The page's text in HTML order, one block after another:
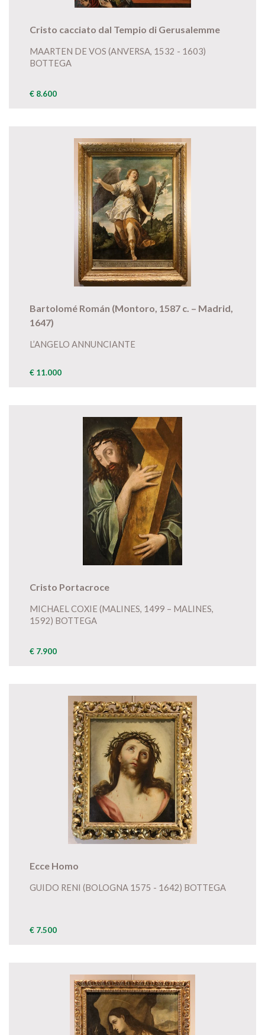
Cristo cacciato dal Tempio di Gerusalemme
MAARTEN DE VOS (ANVERSA, 1532 - 1603)
BOTTEGA
€ 8.600
Bartolomé Román (Montoro, 1587 c. – Madrid,
1647)
L’ANGELO ANNUNCIANTE
€ 11.000
Cristo Portacroce
MICHAEL COXIE (MALINES, 1499 – MALINES,
1592) BOTTEGA
€ 7.900
Ecce Homo
GUIDO RENI (BOLOGNA 1575 - 1642) BOTTEGA
€ 7.500